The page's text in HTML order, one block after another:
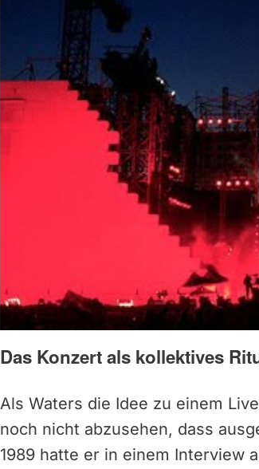
Das Konzert als kollektives
Als Waters die Idee zu einem
noch nicht abzusehen, dass
1989 hatte er in einem Interview